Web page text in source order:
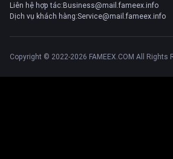
Liên hệ hợp tác:Business@mail.fameex.info
Dịch vụ khách hàng:Service@mail.fameex.info
Copyright © 2022-2026 FAMEEX.COM All Rights